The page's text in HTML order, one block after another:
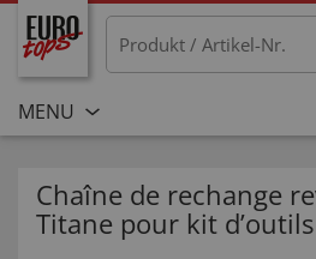
MENU
Chaîne de rechange
Titane pour kit